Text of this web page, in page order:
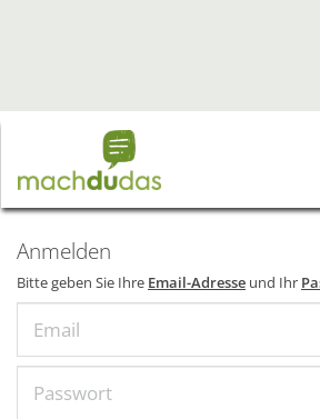
Anmelden
Bitte geben Sie Ihre Email-Adresse und Ihr